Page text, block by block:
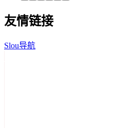
友情链接
Slou导航